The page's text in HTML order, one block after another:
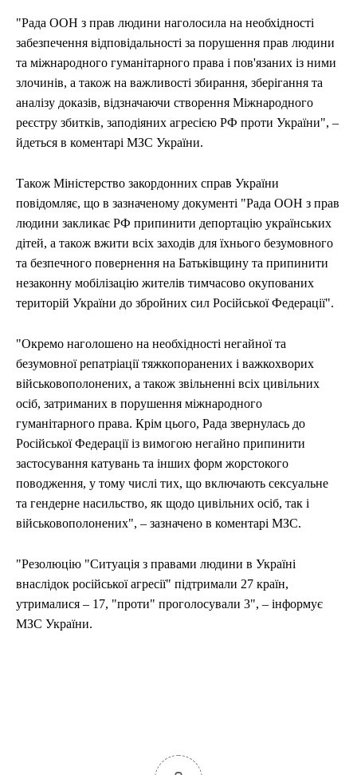
"Рада ООН з прав людини наголосила на необхідності
забезпечення відповідальності за порушення прав людини
та міжнародного гуманітарного права і пов'язаних із ними
злочинів, а також на важливості збирання, зберігання та
аналізу доказів, відзначаючи створення Міжнародного
реєстру збитків, заподіяних агресією РФ проти України", –
йдеться в коментарі МЗС України.
Також Міністерство закордонних справ України
повідомляє, що в зазначеному документі "Рада ООН з прав
людини закликає РФ припинити депортацію українських
дітей, а також вжити всіх заходів для їхнього безумовного
та безпечного повернення на Батьківщину та припинити
незаконну мобілізацію жителів тимчасово окупованих
територій України до збройних сил Російської Федерації".
"Окремо наголошено на необхідності негайної та
безумовної репатріації тяжкопоранених і важкохворих
військовополонених, а також звільненні всіх цивільних
осіб, затриманих в порушення міжнародного
гуманітарного права. Крім цього, Рада звернулась до
Російської Федерації із вимогою негайно припинити
застосування катувань та інших форм жорстокого
поводження, у тому числі тих, що включають сексуальне
та гендерне насильство, як щодо цивільних осіб, так і
військовополонених", – зазначено в коментарі МЗС.
"Резолюцію "Ситуація з правами людини в Україні
внаслідок російської агресії" підтримали 27 країн,
утрималися – 17, "проти" проголосували 3", – інформує
МЗС України.